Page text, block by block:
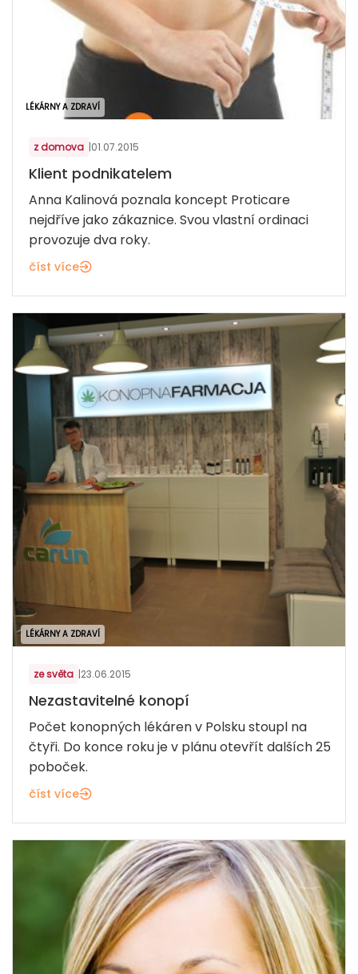
LÉKÁRNY A ZDRAVÍ
z domova |01.07.2015
Klient podnikatelem
Anna Kalinová poznala koncept Proticare
nejdříve jako zákaznice. Svou vlastní ordinaci
provozuje dva roky.
číst více
LÉKÁRNY A ZDRAVÍ
ze světa |23.06.2015
Nezastavitelné konopí
Počet konopných lékáren v Polsku stoupl na
čtyři. Do konce roku je v plánu otevřít dalších 25
poboček.
číst více